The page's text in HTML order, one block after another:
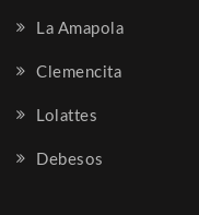
La Amapola
Clemencita
Lolattes
Debesos